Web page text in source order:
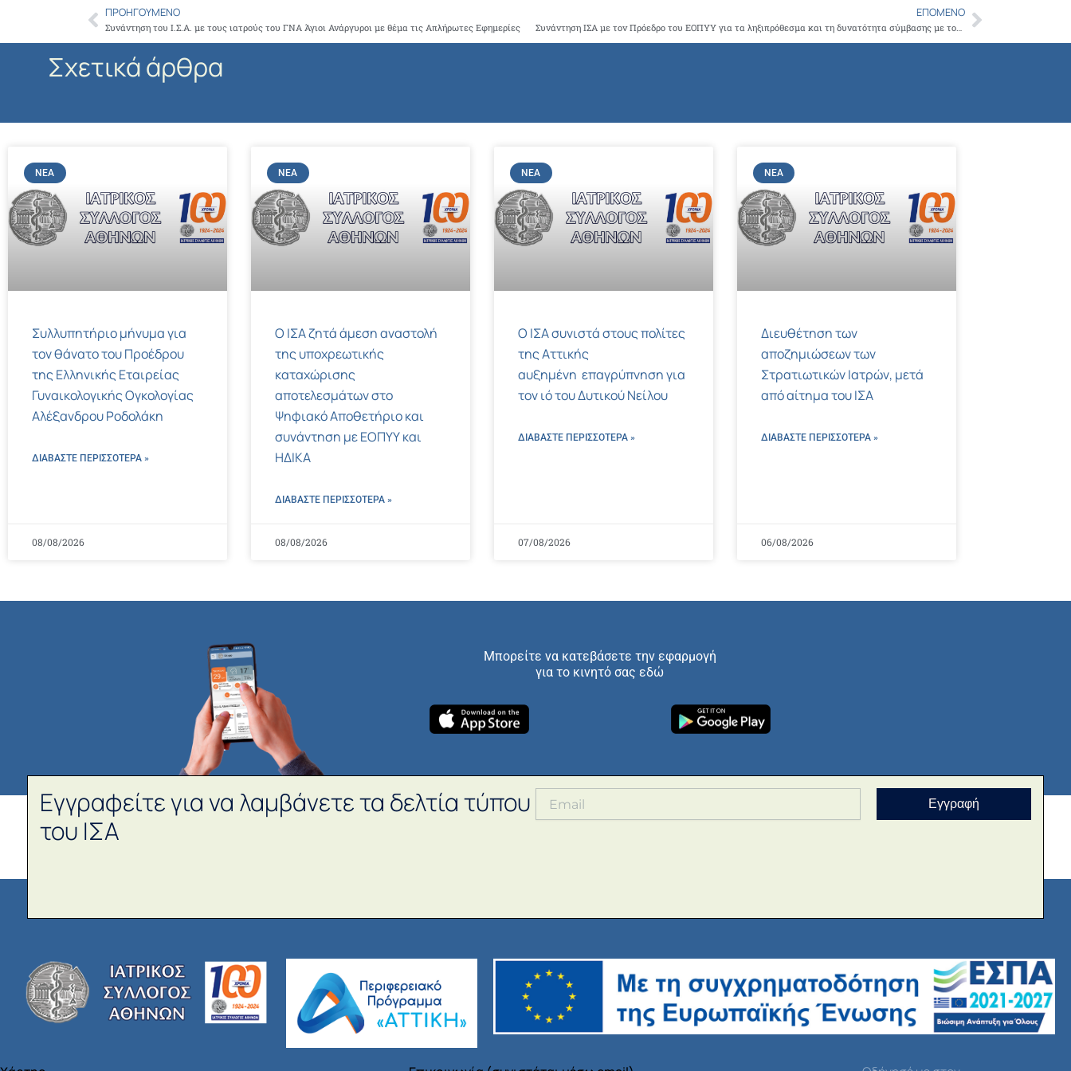
Prev
ΠΡΟΗΓΟΎΜΕΝΟ
Συνάντηση του Ι.Σ.Α. με τους ιατρούς του ΓΝΑ Άγιοι Ανάργυροι με θέμα τις Απλήρωτες Εφημερίες
ΕΠΌΜΕΝΟ
Συνάντηση ΙΣΑ με τον Πρόεδρο του ΕΟΠΥΥ για τα ληξιπρόθεσμα και τη δυνατότητα σύμβασης με τον ΕΟΠΥΥ των Νέων Γιατρών Next
Σχετικά άρθρα
ΝΈΑ
Συλλυπητήριο μήνυμα για
τον θάνατο του Προέδρου
της Ελληνικής Εταιρείας
Γυναικολογικής Ογκολογίας
Αλέξανδρου Ροδολάκη
ΔΙΑΒΑΣΤΕ ΠΕΡΙΣΣΌΤΕΡΑ »
08/08/2026
ΝΈΑ
Ο ΙΣΑ ζητά άμεση αναστολή
της υποχρεωτικής
καταχώρισης
αποτελεσμάτων στο
Ψηφιακό Αποθετήριο και
συνάντηση με ΕΟΠΥΥ και
ΗΔΙΚΑ
ΔΙΑΒΑΣΤΕ ΠΕΡΙΣΣΌΤΕΡΑ »
08/08/2026
ΝΈΑ
Ο ΙΣΑ συνιστά στους πολίτες
της Αττικής
αυξημένη επαγρύπνηση για
τον ιό του Δυτικού Νείλου
ΔΙΑΒΑΣΤΕ ΠΕΡΙΣΣΌΤΕΡΑ »
07/08/2026
ΝΈΑ
Διευθέτηση των
αποζημιώσεων των
Στρατιωτικών Ιατρών, μετά
από αίτημα του ΙΣΑ
ΔΙΑΒΑΣΤΕ ΠΕΡΙΣΣΌΤΕΡΑ »
06/08/2026
Μπορείτε να κατεβάσετε την εφαρμογή
για το κινητό σας εδώ
Εγγραφείτε για να λαμβάνετε τα δελτία τύπου
του ΙΣΑ
Εγγραφή